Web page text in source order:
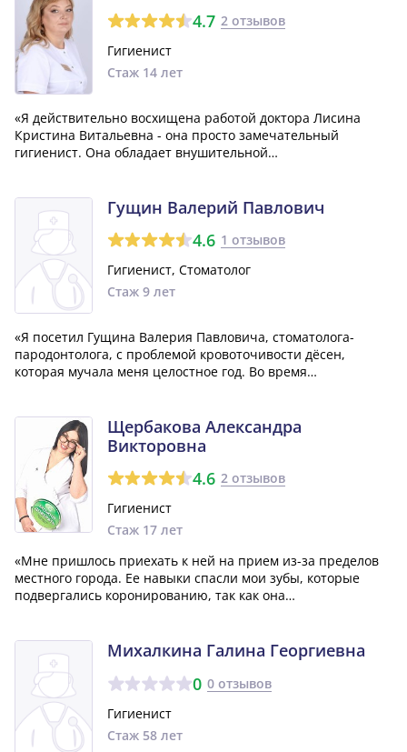
4.7 2 отзывов
Гигиенист
Стаж 14 лет
«Я действительно восхищена работой доктора Лисина
Кристина Витальевна - она просто замечательный
гигиенист. Она обладает внушительной
процедура чистки зубов прошла весьма приятно и
оставила тольк...»
Гущин Валерий Павлович
4.6 1 отзывов
Гигиенист, Стоматолог
Стаж 9 лет
«Я посетил Гущина Валерия Павловича, стоматолога-
пародонтолога, с проблемой кровоточивости дёсен,
которая мучала меня целостное год. Во время
проблемы. Теперь и намека нет на кровотечение и г...»
Щербакова Александра
Викторовна
4.6 2 отзывов
Гигиенист
Стаж 17 лет
«Мне пришлось приехать к ней на прием из-за пределов
местного города. Ее навыки спасли мои зубы, которые
подвергались коронированию, так как она
новые, качественные коронки без малейших пр...»
Михалкина Галина Георгиевна
0 0 отзывов
Гигиенист
Стаж 58 лет